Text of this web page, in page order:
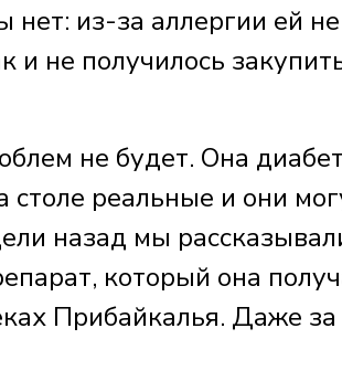
нет: из-за аллергии ей не
и не получилось
не будет. Она
реальные и они
назад мы
который она
Прибайкалья. Даже за